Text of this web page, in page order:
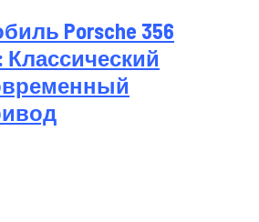
Porsche 356
Классический